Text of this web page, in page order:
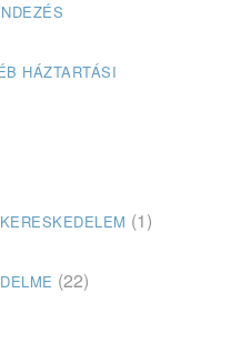
HÁZTARTÁSI
(1)
(22)